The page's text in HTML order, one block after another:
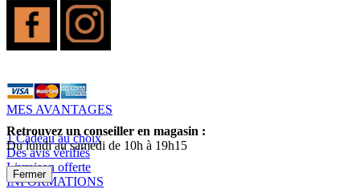
MES AVANTAGES
1 Cadeau au choix
Des avis vérifiés
Livraison offerte
INFORMATIONS
Retrouvez un conseiller en magasin :
Du lundi au samedi de 10h à 19h15
Fermer